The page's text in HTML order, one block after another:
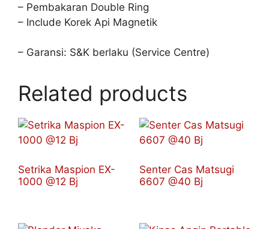
– Pembakaran Double Ring
– Include Korek Api Magnetik
– Garansi: S&K berlaku (Service Centre)
Related products
Setrika Maspion EX-
1000 @12 Bj
Senter Cas Matsugi
6607 @40 Bj